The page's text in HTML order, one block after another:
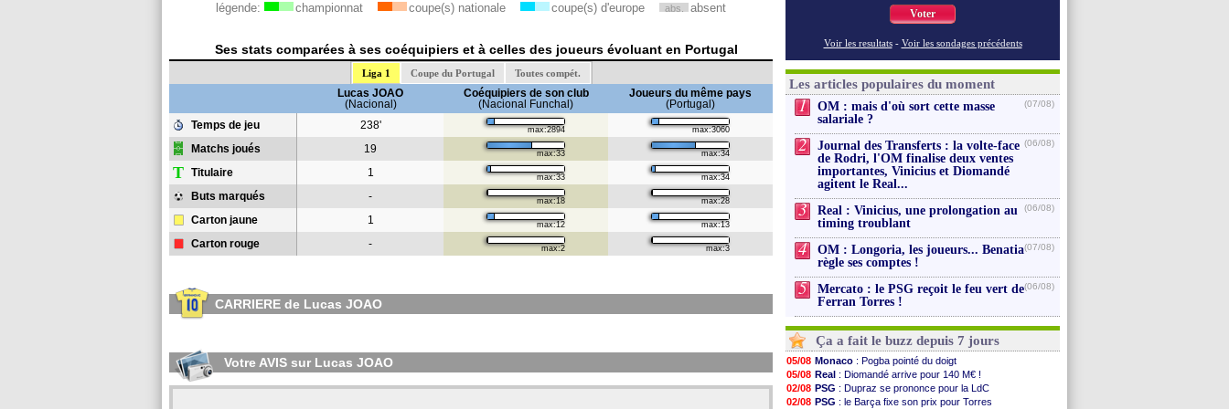
légende: championnat coupe(s) nationale coupe(s) d'europe abs. absent
Ses stats comparées à ses coéquipiers et à celles des joueurs évoluant en Portugal
Liga 1 Coupe du Portugal Toutes compét.
Lucas JOAO
(Nacional)
Coéquipiers de son club
(Nacional Funchal)
Joueurs du même pays
(Portugal)
Temps de jeu
238' max:2894 max:3060
Matchs joués 19 max:33 max:34
T Titulaire 1 max:33 max:34
Buts marqués - max:18 max:28
Carton jaune 1 max:12 max:13
Carton rouge - max:2 max:3
CARRIERE de Lucas JOAO
Votre AVIS sur Lucas JOAO
Voter
Voir les resultats - Voir les sondages précédents
Les articles populaires du moment
1
OM : mais d'où sort cette masse
salariale ?
(07/08)
2
Journal des Transferts : la volte-face
de Rodri, l'OM finalise deux ventes
importantes, Vinicius et Diomandé
agitent le Real...
(06/08)
3
Real : Vinicius, une prolongation au
timing troublant
(06/08)
4
OM : Longoria, les joueurs... Benatia
règle ses comptes !
(07/08)
5
Mercato : le PSG reçoit le feu vert de
Ferran Torres !
(06/08)
Ça a fait le buzz depuis 7 jours
05/08 Monaco : Pogba pointé du doigt
05/08 Real : Diomandé arrive pour 140 M€ !
02/08 PSG : Dupraz se prononce pour la LdC
02/08 PSG : le Barça fixe son prix pour Torres